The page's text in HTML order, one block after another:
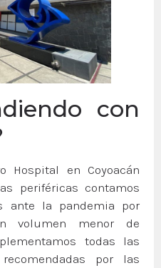
con
Hospital en Coyoacán
periféricas contamos
ante la pandemia por
volumen menor de
todas las
por las